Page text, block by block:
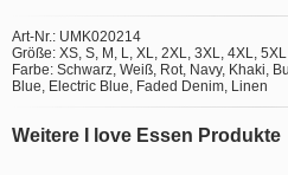
Art-Nr.: UMK020214
Größe: XS, S, M, L, XL, 2XL, 3XL, 4XL, 5XL
Farbe: Schwarz, Weiß, Rot, Navy, Khaki,
Blue, Electric Blue, Faded Denim, Linen
Weitere I love Essen Produkte